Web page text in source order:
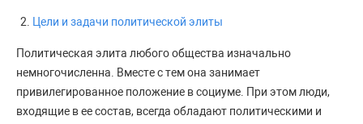
Цели и задачи политической элиты
Политическая элита любого общества изначально
немногочисленна. Вместе с тем она занимает
привилегированное положение в социуме. При этом люди,
входящие в ее состав, всегда обладают политическими и